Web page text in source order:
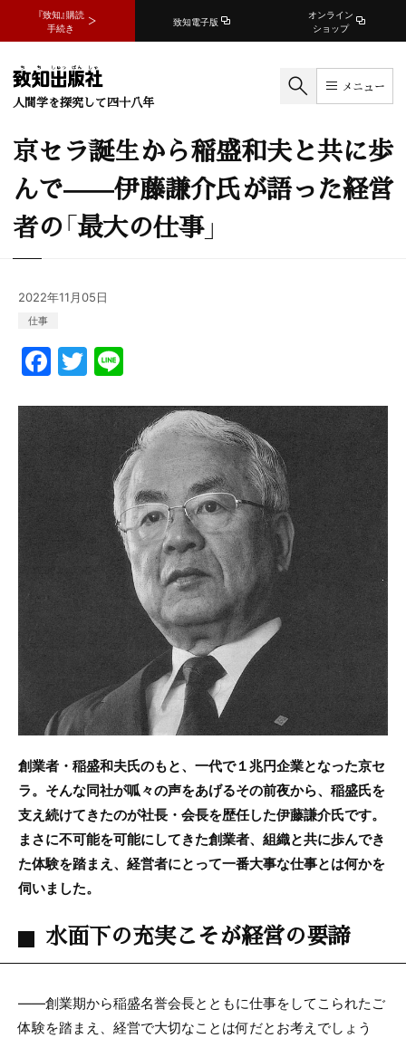
『致知』購読
手続き
致知電子版
オンライン
ショップ
人間学を探究して四十八年
メニュー
京セラ誕生から稲盛和夫と共に歩
んで——伊藤謙介氏が語った経営
者の「最大の仕事」
2022年11月05日
仕事
F
a
c
e
b
o
o
k
T
w
itt
er
e
創業者・稲盛和夫氏のもと、一代で１兆円企業となった京セ
ラ。そんな同社が呱々の声をあげるその前夜から、稲盛氏を
支え続けてきたのが社長・会長を歴任した伊藤謙介氏です。
まさに不可能を可能にしてきた創業者、組織と共に歩んでき
た体験を踏まえ、経営者にとって一番大事な仕事とは何かを
伺いました。
水面下の充実こそが経営の要諦
――創業期から稲盛名誉会長とともに仕事をしてこられたご
体験を踏まえ、経営で大切なことは何だとお考えでしょう